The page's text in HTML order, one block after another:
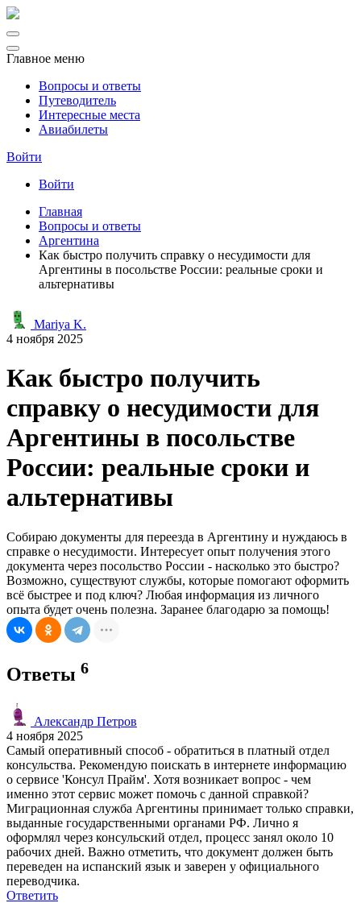
Главное меню
Вопросы и ответы
Путеводитель
Интересные места
Авиабилеты
Войти
Войти
Главная
Вопросы и ответы
Аргентина
Как быстро получить справку о несудимости для
Аргентины в посольстве России: реальные сроки и
альтернативы
Mariya K.
4 ноября 2025
Как быстро получить
справку о несудимости для
Аргентины в посольстве
России: реальные сроки и
альтернативы
Собираю документы для переезда в Аргентину и нуждаюсь в
справке о несудимости. Интересует опыт получения этого
документа через посольство России - насколько это быстро?
Возможно, существуют службы, которые помогают оформить
всё быстрее и под ключ? Любая информация из личного
опыта будет очень полезна. Заранее благодарю за помощь!
Ответы 6
Александр Петров
4 ноября 2025
Самый оперативный способ - обратиться в платный отдел
консульства. Рекомендую поискать в интернете информацию
о сервисе 'Консул Прайм'. Хотя возникает вопрос - чем
именно этот сервис может помочь с данной справкой?
Миграционная служба Аргентины принимает только справки,
выданные государственными органами РФ. Лично я
оформлял через консульский отдел, процесс занял около 10
рабочих дней. Важно отметить, что документ должен быть
переведен на испанский язык и заверен у официального
переводчика.
Ответить